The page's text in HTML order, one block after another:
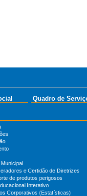
Quadro de
e Certidão de Diretrizes
de produtos perigosos
Interativo
Corporativos (Estatísticas)